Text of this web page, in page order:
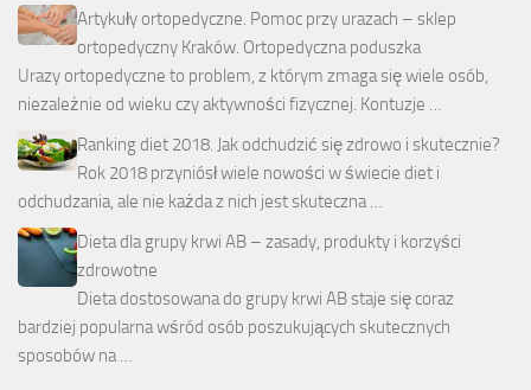
Artykuły ortopedyczne. Pomoc przy urazach – sklep
ortopedyczny Kraków. Ortopedyczna poduszka
Urazy ortopedyczne to problem, z którym zmaga się wiele osób,
niezależnie od wieku czy aktywności fizycznej. Kontuzje …
Ranking diet 2018. Jak odchudzić się zdrowo i skutecznie?
Rok 2018 przyniósł wiele nowości w świecie diet i
odchudzania, ale nie każda z nich jest skuteczna …
Dieta dla grupy krwi AB – zasady, produkty i korzyści
zdrowotne
Dieta dostosowana do grupy krwi AB staje się coraz
bardziej popularna wśród osób poszukujących skutecznych
sposobów na …